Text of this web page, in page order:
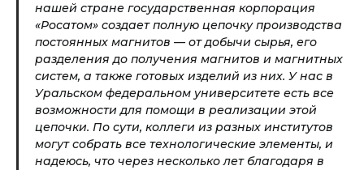
нашей стране государственная корпорация
«Росатом» создает полную цепочку производства
постоянных магнитов — от добычи сырья, его
разделения до получения магнитов и магнитных
систем, а также готовых изделий из них. У нас в
Уральском федеральном университете есть все
возможности для помощи в реализации этой
цепочки. По сути, коллеги из разных институтов
могут собрать все технологические элементы, и
надеюсь, что через несколько лет благодаря в